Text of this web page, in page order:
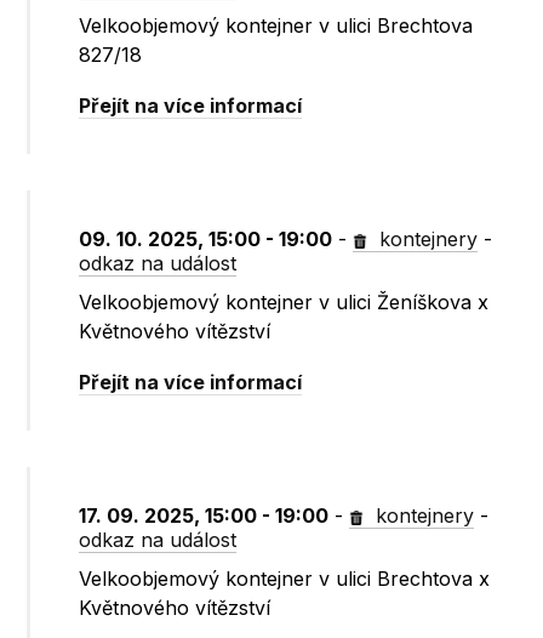
Velkoobjemový kontejner v ulici Brechtova
827/18
Přejít na více informací
09. 10. 2025, 15:00 - 19:00 - kontejnery -
odkaz na událost
Velkoobjemový kontejner v ulici Ženíškova x
Květnového vítězství
Přejít na více informací
17. 09. 2025, 15:00 - 19:00 - kontejnery -
odkaz na událost
Velkoobjemový kontejner v ulici Brechtova x
Květnového vítězství